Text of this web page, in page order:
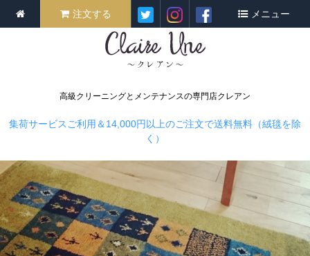
高級クリーニングとメンテナンスの専門店クレアン
注文する メニュー
集荷サービスご利用＆14,000円以上のご注文で送料無料（絨毯を除
く）